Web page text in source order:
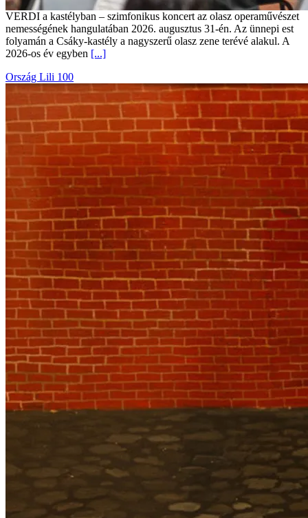
VERDI a kastélyban – szimfonikus koncert az olasz operaművészet
nemességének hangulatában 2026. augusztus 31-én. Az ünnepi est
folyamán a Csáky-kastély a nagyszerű olasz zene terévé alakul. A
2026-os év egyben [...]
Ország Lili 100